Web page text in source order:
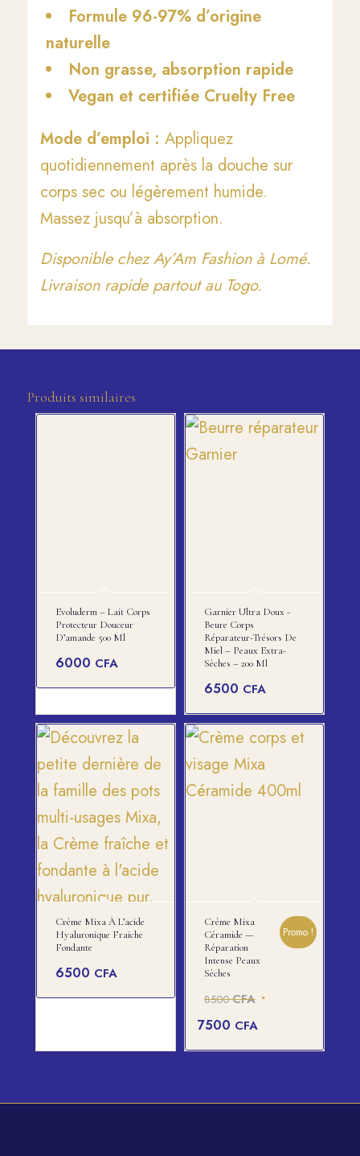
Formule 96-97% d’origine
naturelle
Non grasse, absorption rapide
Vegan et certifiée Cruelty Free
Mode d’emploi : Appliquez
quotidiennement après la douche sur
corps sec ou légèrement humide.
Massez jusqu’à absorption.
Disponible chez Ay’Am Fashion à Lomé.
Livraison rapide partout au Togo.
Produits similaires
Evoluderm – Lait Corps
Protecteur Douceur
D’amande 500 Ml
6000 CFA
Garnier Ultra Doux -
Beure Corps
Réparateur-Trésors De
Miel – Peaux Extra-
Sèches – 200 Ml
6500 CFA
Crème Mixa À L’acide
Hyaluronique Fraiche
Fondante
6500 CFA
Crème Mixa
Céramide —
Réparation
Intense Peaux
Sèches
8500CFA Le
initial
était :
7500 CFA
Promo !